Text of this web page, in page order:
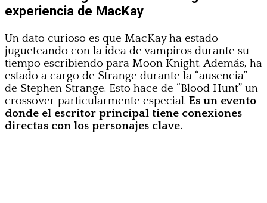
experiencia de MacKay
Un dato curioso es que MacKay ha estado
jugueteando con la idea de vampiros durante su
tiempo escribiendo para Moon Knight. Además, ha
estado a cargo de Strange durante la “ausencia”
de Stephen Strange. Esto hace de “Blood Hunt” un
crossover particularmente especial. Es un evento
donde el escritor principal tiene conexiones
directas con los personajes clave.